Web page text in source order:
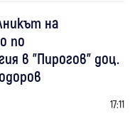
на
по
в "Пирогов" доц.
17:11